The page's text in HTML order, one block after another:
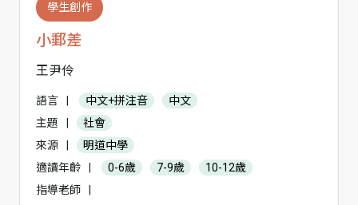
學生創作
小郵差
王尹伶
語言 中文+拼注音
中文
主題
社會
來源
明道中學
適讀年齡
0-6歲 7-9歲
10-12歲
指導老師